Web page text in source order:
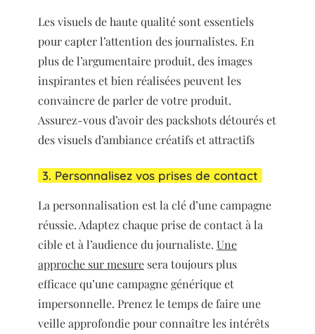
Les visuels de haute qualité sont essentiels
pour capter l’attention des journalistes. En
plus de l’argumentaire produit, des images
inspirantes et bien réalisées peuvent les
convaincre de parler de votre produit.
Assurez-vous d’avoir des packshots détourés et
des visuels d’ambiance créatifs et attractifs
3. Personnalisez vos prises de contact
La personnalisation est la clé d’une campagne
réussie. Adaptez chaque prise de contact à la
cible et à l’audience du journaliste. Une
approche sur mesure sera toujours plus
efficace qu’une campagne générique et
impersonnelle. Prenez le temps de faire une
veille approfondie pour connaître les intérêts